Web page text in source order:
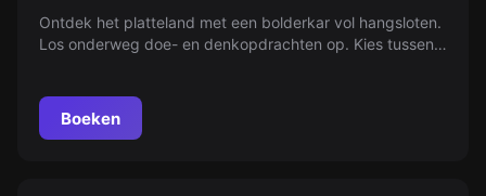
Ontdek het platteland met een bolderkar vol hangsloten.
Los onderweg doe- en denkopdrachten op. Kies tussen
Boeken